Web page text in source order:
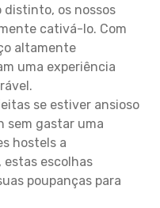
os nossos
cativá-lo. Com
altamente
uma experiência
se estiver ansioso
sem gastar uma
hostels a
escolhas
poupanças para